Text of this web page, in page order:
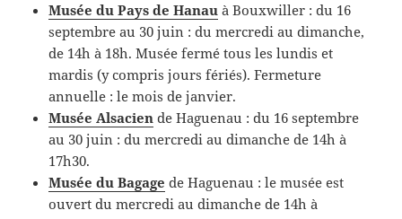
Musée du Pays de Hanau à Bouxwiller : du 16
septembre au 30 juin : du mercredi au dimanche,
de 14h à 18h. Musée fermé tous les lundis et
mardis (y compris jours fériés). Fermeture
annuelle : le mois de janvier.
Musée Alsacien de Haguenau : du 16 septembre
au 30 juin : du mercredi au dimanche de 14h à
17h30.
Musée du Bagage de Haguenau : le musée est
ouvert du mercredi au dimanche de 14h à